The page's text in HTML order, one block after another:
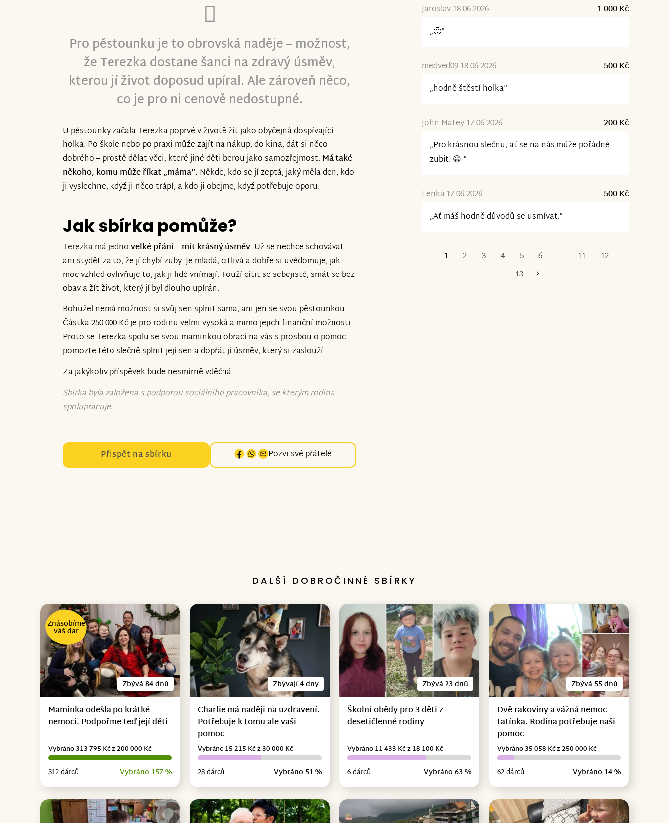
Pro pěstounku je to obrovská naděje – možnost,
že Terezka dostane šanci na zdravý úsměv,
kterou jí život doposud upíral. Ale zároveň něco,
co je pro ni cenově nedostupné.
U pěstounky začala Terezka poprvé v životě žít jako obyčejná dospívající
holka. Po škole nebo po praxi může zajít na nákup, do kina, dát si něco
dobrého – prostě dělat věci, které jiné děti berou jako samozřejmost. Má také
někoho, komu může říkat „máma“. Někdo, kdo se jí zeptá, jaký měla den, kdo
ji vyslechne, když ji něco trápí, a kdo ji obejme, když potřebuje oporu.
Jak sbírka pomůže?
Terezka má jednovelké přání – mít krásný úsměv. Už se nechce schovávat
ani stydět za to, že jí chybí zuby. Je mladá, citlivá a dobře si uvědomuje, jak
moc vzhled ovlivňuje to, jak ji lidé vnímají. Touží cítit se sebejistě, smát se bez
obav a žít život, který jí byl dlouho upírán.
Bohužel nemá možnost si svůj sen splnit sama, ani jen se svou pěstounkou.
Částka 250 000 Kč je pro rodinu velmi vysoká a mimo jejich finanční možnosti.
Proto se Terezka spolu se svou maminkou obrací na vás s prosbou o pomoc –
pomozte této slečně splnit její sen a dopřát jí úsměv, který si zaslouží.
Za jakýkoliv příspěvek bude nesmírně vděčná.
Sbírka byla založena s podporou sociálního pracovníka, se kterým rodina
spolupracuje.
Přispět na sbírku Pozvi své přátelé
Jaroslav 18.06.2026
1 000 Kč
„🙂“
medved09 18.06.2026
500 Kč
„hodně štěstí holka“
John Matey 17.06.2026
200 Kč
„Pro krásnou slečnu, ať se na nás může pořádně
zubit. 😀 “
Lenka 17.06.2026
500 Kč
„Ať máš hodně důvodů se usmívat.“
1 2 3 4 5 6 … 11
12
13
Poslední
DALŠÍ DOBROČINNÉ SBÍRKY
Zbývá 84 dnů
Znásobíme
váš dar
Maminka odešla po krátké
nemoci. Podpořme teď její děti
312 dárců Vybráno 157 %
Vybráno 313 795 Kč z 200 000 Kč
Zbývají 4 dny
Charlie má naději na uzdravení.
Potřebuje k tomu ale vaši
pomoc
28 dárců Vybráno 51 %
Vybráno 15 215 Kč z 30 000 Kč
Zbývá 23 dnů
Školní obědy pro 3 děti z
desetičlenné rodiny
6 dárců Vybráno 63 %
Vybráno 11 433 Kč z 18 100 Kč
Zbývá 55 dnů
Dvě rakoviny a vážná nemoc
tatínka. Rodina potřebuje naši
pomoc
62 dárců Vybráno 14 %
Vybráno 35 058 Kč z 250 000 Kč